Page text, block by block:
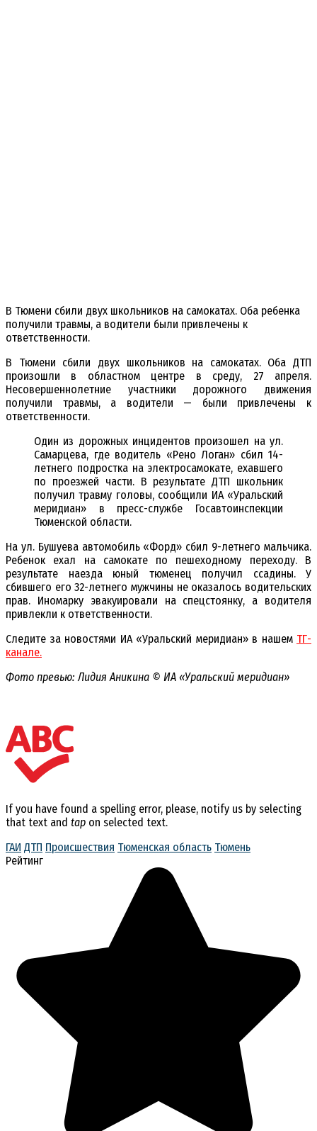
В Тюмени сбили двух школьников на самокатах. Оба ребенка
получили травмы, а водители были привлечены к
ответственности.
В Тюмени сбили двух школьников на самокатах. Оба ДТП
произошли в областном центре в среду, 27 апреля.
Несовершеннолетние участники дорожного движения
получили травмы, а водители — были привлечены к
ответственности.
Один из дорожных инцидентов произошел на ул.
Самарцева, где водитель «Рено Логан» сбил 14-
летнего подростка на электросамокате, ехавшего
по проезжей части. В результате ДТП школьник
получил травму головы, сообщили ИА «Уральский
меридиан» в пресс-службе Госавтоинспекции
Тюменской области.
На ул. Бушуева автомобиль «Форд» сбил 9-летнего мальчика.
Ребенок ехал на самокате по пешеходному переходу. В
результате наезда юный тюменец получил ссадины. У
сбившего его 32-летнего мужчины не оказалось водительских
прав. Иномарку эвакуировали на спецстоянку, а водителя
привлекли к ответственности.
Следите за новостями ИА «Уральский меридиан» в нашем ТГ-
канале.
Фото превью: Лидия Аникина © ИА «Уральский меридиан»
If you have found a spelling error, please, notify us by selecting
that text and tap on selected text.
ГАИ ДТП Происшествия Тюменская область Тюмень
Рейтинг